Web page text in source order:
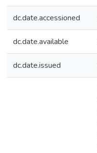
dc.date.accessioned
dc.date.available
dc.date.issued